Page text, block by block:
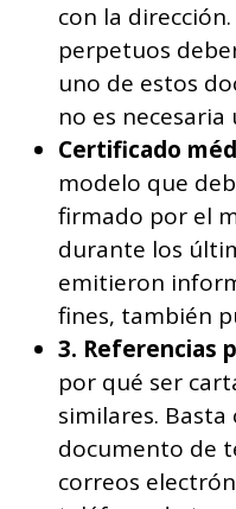
con la
perpetuos
uno de estos
no es
Certificado
modelo que
firmado por el
durante los
emitieron
fines, también
3. Referencias
por qué ser
similares.
documento de
correos